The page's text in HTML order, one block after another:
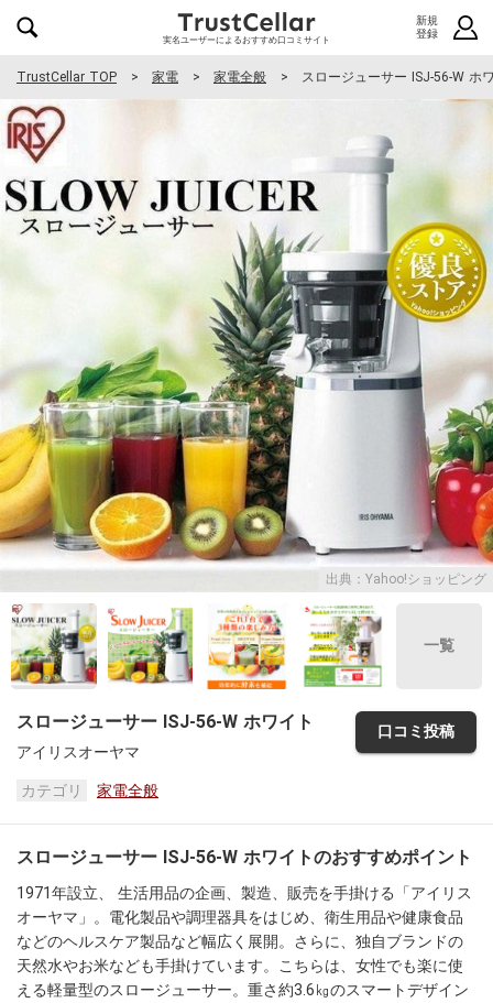
実名ユーザーによるおすすめ口コミサイト
新規
登録
TrustCellar TOP 家電 家電全般 スロージューサー ISJ-56-W ホ
出典：Yahoo!ショッピング
一覧
スロージューサー ISJ-56-W ホワイト
アイリスオーヤマ
口コミ投稿
カテゴリ 家電全般
スロージューサー ISJ-56-W ホワイトのおすすめポイント
1971年設立、 生活用品の企画、製造、販売を手掛ける「アイリス
オーヤマ」。電化製品や調理器具をはじめ、衛生用品や健康食品
などのヘルスケア製品など幅広く展開。さらに、独自ブランドの
天然水やお米なども手掛けています。こちらは、女性でも楽に使
える軽量型のスロージューサー。重さ約3.6㎏のスマートデザイン